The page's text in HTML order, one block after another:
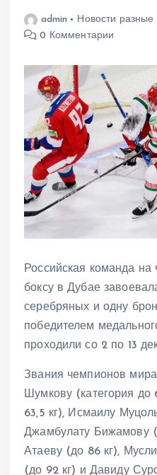
admin Новости разные
0 Комментарии
Российская команда
боксу в Дубае
серебряных и одну
победителем
проходили со 2 по 13
Звания чемпионов
Шумкову (категория
63,5 кг), Исмаилу
Джамбулату Бижамову
Атаеву (до 86 кг),
(до 92 кг) и Давиду